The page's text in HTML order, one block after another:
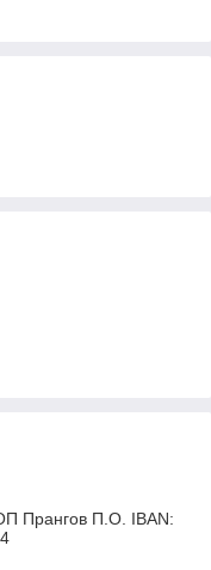
Прангов П.О. IBAN: